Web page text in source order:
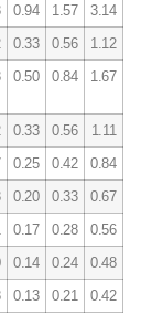
0.94 1.57
3.14
0.33 0.56
1.12
0.50 0.84 1.67
0.33 0.56
1.11
0.25 0.42
0.84
0.20 0.33
0.67
0.17 0.28
0.56
0.14 0.24
0.48
0.13 0.21 0.42